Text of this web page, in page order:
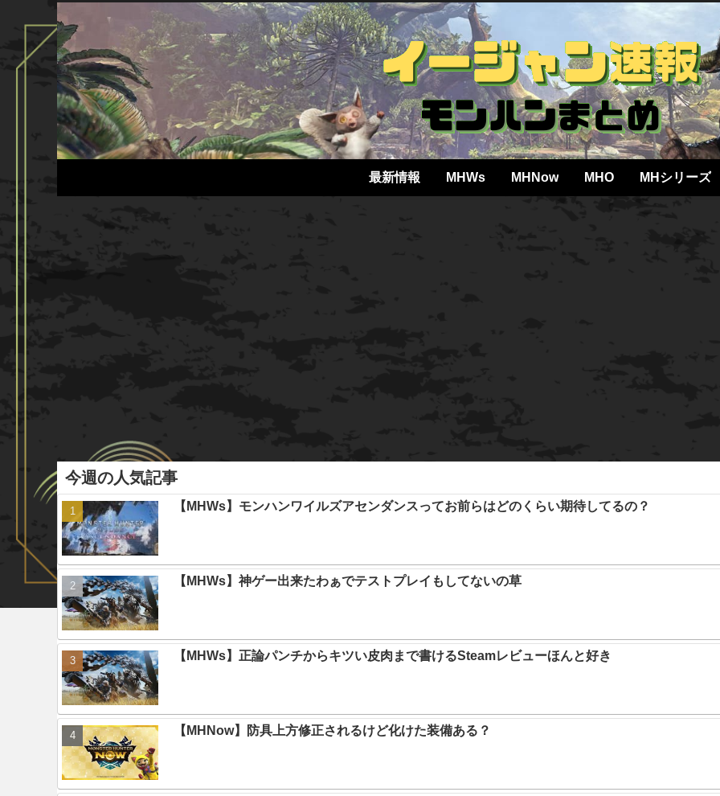
最新情報 MHWs MHNow MHO MHシリーズ
今週の人気記事
【MHWs】モンハンワイルズアセンダンスってお前らはどのくらい期待してるの？
【MHWs】神ゲー出来たわぁでテストプレイもしてないの草
【MHWs】正論パンチからキツい皮肉まで書けるSteamレビューほんと好き
【MHNow】防具上方修正されるけど化けた装備ある？